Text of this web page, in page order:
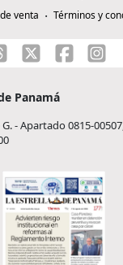
venta
Términos y
Panamá
- Apartado 0815-